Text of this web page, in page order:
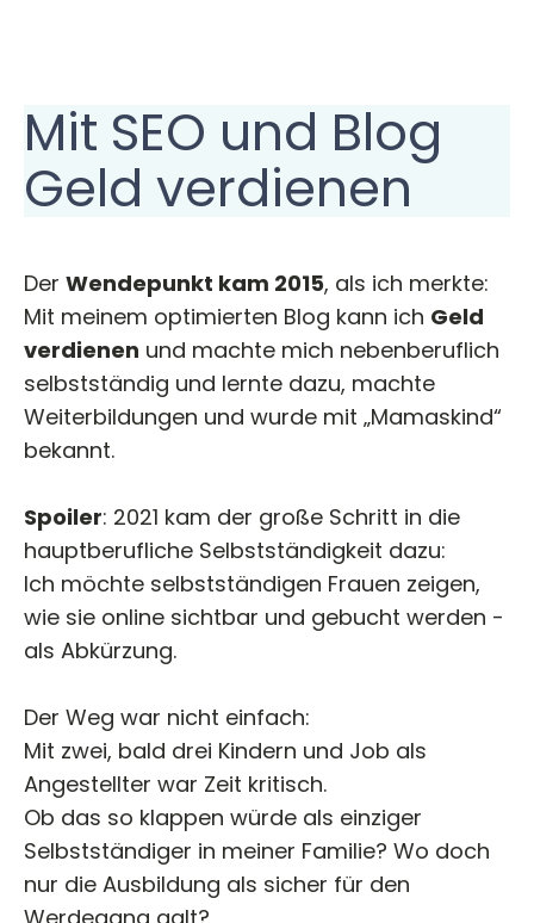
Mit SEO und Blog
Geld verdienen
Der Wendepunkt kam 2015, als ich merkte:
Mit meinem optimierten Blog kann ich Geld
verdienen und machte mich nebenberuflich
selbstständig und lernte dazu, machte
Weiterbildungen und wurde mit „Mamaskind“
bekannt.
Spoiler: 2021 kam der große Schritt in die
hauptberufliche Selbstständigkeit dazu:
Ich möchte selbstständigen Frauen zeigen,
wie sie online sichtbar und gebucht werden -
als Abkürzung.
Der Weg war nicht einfach:
Mit zwei, bald drei Kindern und Job als
Angestellter war Zeit kritisch.
Ob das so klappen würde als einziger
Selbstständiger in meiner Familie? Wo doch
nur die Ausbildung als sicher für den
Werdegang galt?